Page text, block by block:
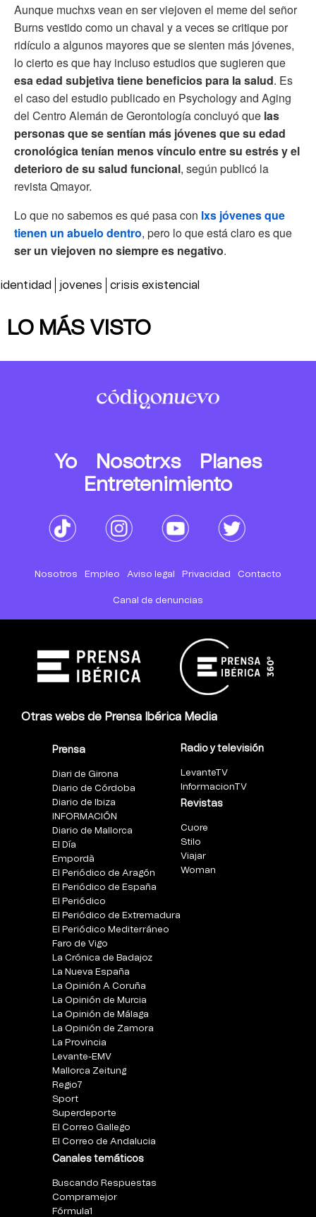
Aunque muchxs vean en ser viejoven el meme del señor
Burns vestido como un chaval y a veces se critique por
ridículo a algunos mayores que se sienten más jóvenes,
lo cierto es que hay incluso estudios que sugieren que
esa edad subjetiva tiene beneficios para la salud. Es
el caso del estudio publicado en Psychology and Aging
del Centro Alemán de Gerontología concluyó que las
personas que se sentían más jóvenes que su edad
cronológica tenían menos vínculo entre su estrés y el
deterioro de su salud funcional, según publicó la
revista Qmayor.
Lo que no sabemos es qué pasa con lxs jóvenes que
tienen un abuelo dentro, pero lo que está claro es que
ser un viejoven no siempre es negativo.
identidad jovenes crisis existencial
LO MÁS VISTO
Yo Nosotrxs
Planes
Entretenimiento
Nosotros Empleo Aviso legal Privacidad Contacto
Canal de denuncias
Otras webs de Prensa Ibérica Media
Prensa
Diari de Girona
Diario de Córdoba
Diario de Ibiza
INFORMACIÓN
Diario de Mallorca
El Día
Empordà
El Periódico de Aragón
El Periódico de España
El Periódico
El Periódico de Extremadura
El Periódico Mediterráneo
Faro de Vigo
La Crónica de Badajoz
La Nueva España
La Opinión A Coruña
La Opinión de Murcia
La Opinión de Málaga
La Opinión de Zamora
La Provincia
Levante-EMV
Mallorca Zeitung
Regio7
Sport
Superdeporte
El Correo Gallego
El Correo de Andalucia
Canales temáticos
Buscando Respuestas
Compramejor
Fórmula1
Radio y televisión
LevanteTV
InformacionTV
Revistas
Cuore
Stilo
Viajar
Woman